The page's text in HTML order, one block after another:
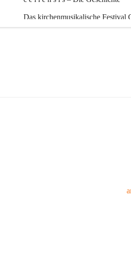
Das kirchenmusikalische Festival